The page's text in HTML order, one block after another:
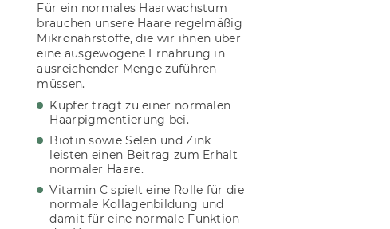
Für ein normales Haarwachstum
brauchen unsere Haare regelmäßig
Mikronährstoffe, die wir ihnen über
eine ausgewogene Ernährung in
ausreichender Menge zuführen
müssen.
Kupfer trägt zu einer normalen
Haarpigmentierung bei.
Biotin sowie Selen und Zink
leisten einen Beitrag zum Erhalt
normaler Haare.
Vitamin C spielt eine Rolle für die
normale Kollagenbildung und
damit für eine normale Funktion